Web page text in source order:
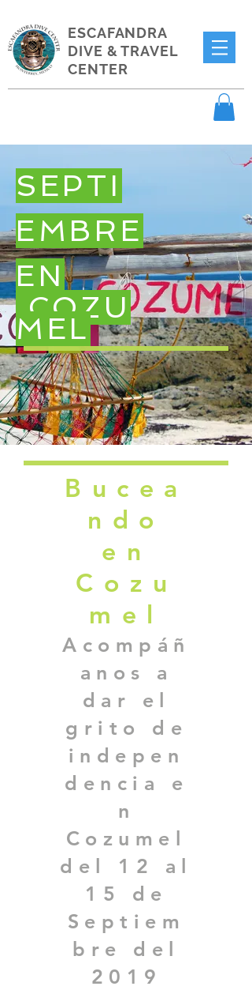
ESCAFANDRA
DIVE & TRAVEL
CENTER
SEPTI
EMBRE
EN
COZU
MEL
Bucea
ndo
en
Cozu
mel
Acompáñ
anos a
dar el
grito de
indepen
dencia e
n
Cozumel
del 12 al
15 de
Septiem
bre del
2019